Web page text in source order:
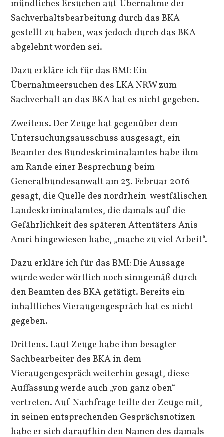
mündliches Ersuchen auf Übernahme der
Sachverhaltsbearbeitung durch das BKA
gestellt zu haben, was jedoch durch das BKA
abgelehnt worden sei.
Dazu erkläre ich für das BMI: Ein
Übernahmeersuchen des LKA NRW zum
Sachverhalt an das BKA hat es nicht gegeben.
Zweitens. Der Zeuge hat gegenüber dem
Untersuchungsausschuss ausgesagt, ein
Beamter des Bundeskriminalamtes habe ihm
am Rande einer Besprechung beim
Generalbundesanwalt am 23. Februar 2016
gesagt, die Quelle des nordrhein-westfälischen
Landeskriminalamtes, die damals auf die
Gefährlichkeit des späteren Attentäters Anis
Amri hingewiesen habe, „mache zu viel Arbeit“.
Dazu erkläre ich für das BMI: Die Aussage
wurde weder wörtlich noch sinngemäß durch
den Beamten des BKA getätigt. Bereits ein
inhaltliches Vieraugengespräch hat es nicht
gegeben.
Drittens. Laut Zeuge habe ihm besagter
Sachbearbeiter des BKA in dem
Vieraugengespräch weiterhin gesagt, diese
Auffassung werde auch „von ganz oben“
vertreten. Auf Nachfrage teilte der Zeuge mit,
in seinen entsprechenden Gesprächsnotizen
habe er sich daraufhin den Namen des damals